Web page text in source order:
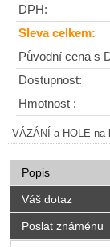
DPH:
Sleva celkem:
Původní cena s
Dostupnost:
Hmotnost :
VÁZÁNÍ a HOLE na
Popis
Váš dotaz
Poslat známénu